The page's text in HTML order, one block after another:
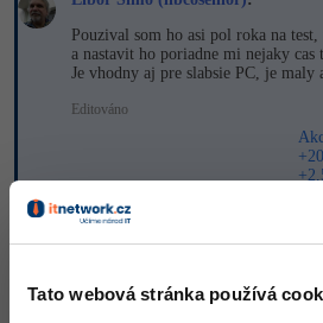
Tato webová stránka používá
ASP.NET MVC
Django
Best practices
MS-SQL
SQLite
3D grafik
Copywriter
VB.NET
Algoritmy
Copywriting -30%
MS Office
Time management
Pouzival som ho asi pol roka na
a nastavit ho poriadne mi nejaky cas
Je vhodny aj pre slabsie PC, je maly
Editováno